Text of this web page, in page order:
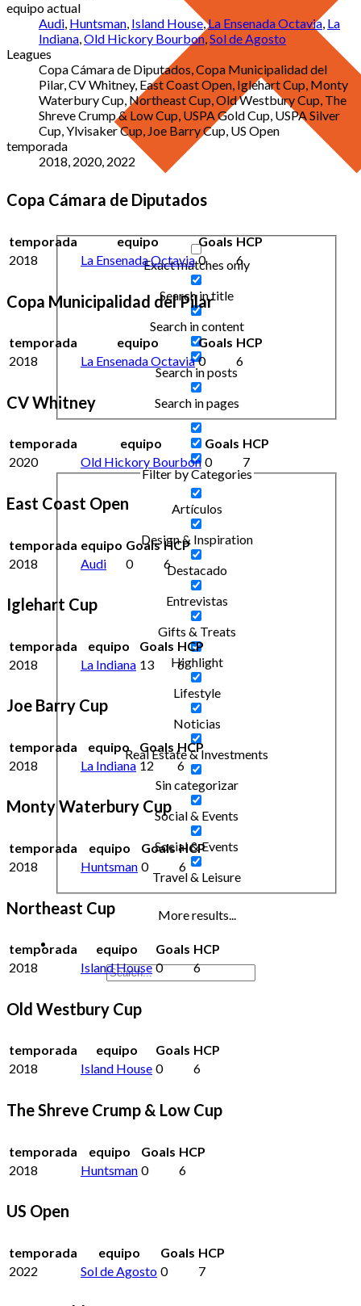
Exact matches only
Search in title
Search in content
Search in posts
Search in pages
Filter by Categories
Artículos
Design & Inspiration
Destacado
Entrevistas
Gifts & Treats
Highlight
Lifestyle
Noticias
Real Estate & Investments
Sin categorizar
Social & Events
Social & Events
Travel & Leisure
More results...
equipo actual
Audi Huntsman Island House,La Ensenada Octavia La
Indiana Old Hickory Bourbon Sol de Agosto
Leagues
Copa Cámara de Diputados, Copa Municipalidad del
Pilar, CV Whitney, East Coast Open, Iglehart Cup, Monty
Waterbury Cup, Northeast Cup, Old Westbury Cup, The
Shreve Crump & Low Cup, USPA Gold Cup, USPA Silver
Cup, Ylvisaker Cup, Joe Barry Cup, US Open
temporada
2018, 2020, 2022
Copa Cámara de Diputados
temporada equipo Goals HCP
2018
La Ensenada Octavia 0 6
Copa Municipalidad del Pilar
temporada equipo Goals HCP
2018
La Ensenada Octavia 0 6
CV Whitney
temporada equipo Goals HCP
2020
Old Hickory Bourbon 0 7
East Coast Open
temporada equipo Goals HCP
2018
Audi 0 6
Iglehart Cup
temporada equipo Goals HCP
2018
La Indiana 13 6
Joe Barry Cup
temporada equipo Goals HCP
2018
La Indiana 12 6
Monty Waterbury Cup
temporada equipo Goals HCP
2018
Huntsman 0 6
Northeast Cup
temporada equipo Goals HCP
2018
Island House 0 6
Old Westbury Cup
temporada equipo Goals HCP
2018
Island House 0 6
The Shreve Crump & Low Cup
temporada equipo Goals HCP
2018
Huntsman 0 6
US Open
temporada equipo Goals HCP
2022
Sol de Agosto 0 7